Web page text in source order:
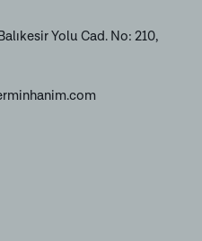
Yolu Cad. No: 210,